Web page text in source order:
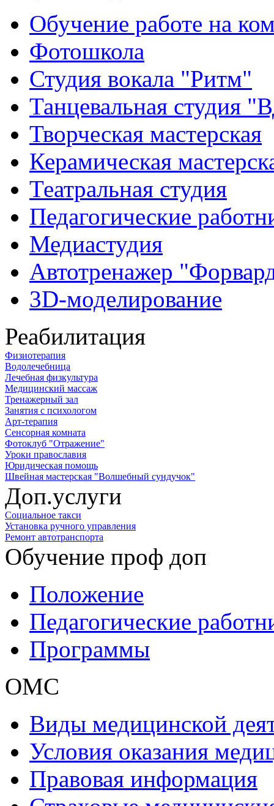
Обучение работе на
Фотошкола
Студия вокала "Ритм"
Танцевальная студия
Творческая мастерская
Керамическая
Театральная студия
Педагогические
Медиастудия
Автотренажер
3D-моделирование
Реабилитация
Физиотерапия
Водолечебница
Лечебная физкультура
Медицинский массаж
Тренажерный зал
Занятия с психологом
Арт-терапия
Сенсорная комната
Фотоклуб "Отражение"
Уроки православия
Юридическая помощь
Швейная мастерская "Волшебный сундучок"
Доп.услуги
Социальное такси
Установка ручного управления
Ремонт автотранспорта
Обучение проф доп
Положение
Педагогические
Программы
ОМС
Виды медицинской
Условия оказания
Правовая информация